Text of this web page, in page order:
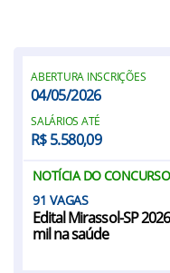
ABERTURA INSCRIÇÕES
04/05/2026
SALÁRIOS ATÉ
R$ 5.580,09
NOTÍCIA DO CONCURSO
91
Edital Mirassol-SP
mil na saúde